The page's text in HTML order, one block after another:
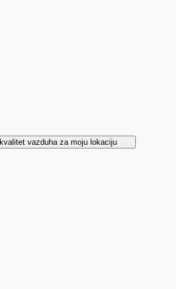
vazduha za moju lokaciju